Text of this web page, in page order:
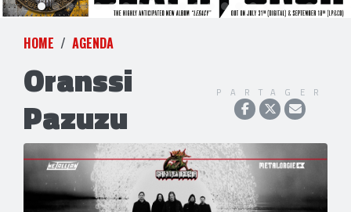
HOME AGENDA
Oranssi
Pazuzu
PARTAGER